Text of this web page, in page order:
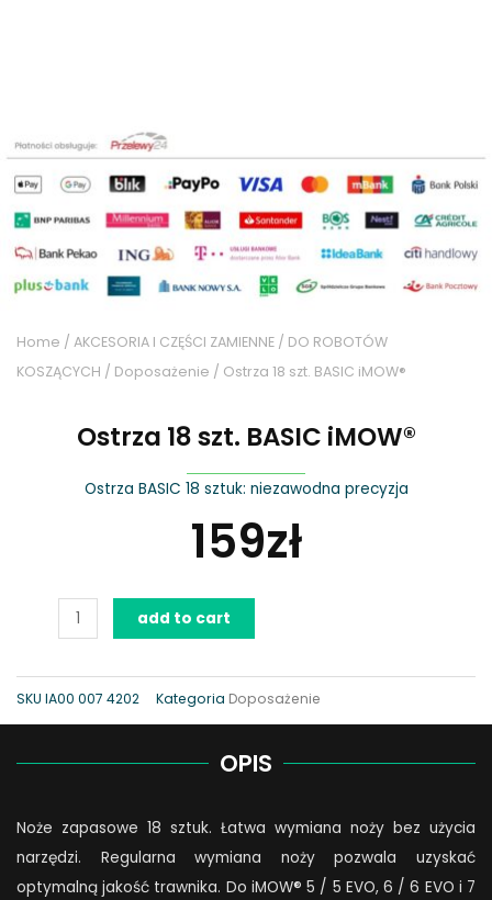
Home / AKCESORIA I CZĘŚCI ZAMIENNE / DO ROBOTÓW
KOSZĄCYCH / Doposażenie / Ostrza 18 szt. BASIC iMOW®
Ostrza 18 szt. BASIC iMOW®
Ostrza BASIC 18 sztuk: niezawodna precyzja
159zł
Ostrza
BASIC
add to cart
SKU IA00 007 4202 Kategoria Doposażenie
OPIS
Noże zapasowe 18 sztuk. Łatwa wymiana noży bez użycia
narzędzi. Regularna wymiana noży pozwala uzyskać
optymalną jakość trawnika. Do iMOW® 5 / 5 EVO, 6 / 6 EVO i 7